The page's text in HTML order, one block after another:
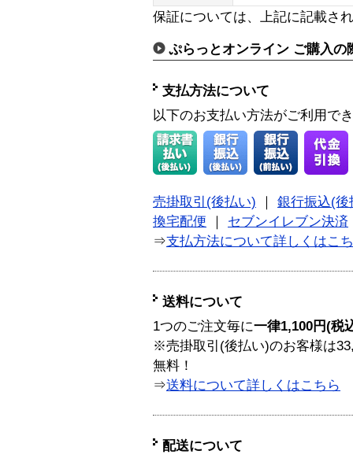
保証については、上記に記載さ
ぷらっとオンライン ご購入の
支払方法について
以下のお支払い方法がご利用で
売掛取引(後払い)
銀行振込(後
換宅配便
セブンイレブン決済
⇒支払方法について詳しくはこ
送料について
1つのご注文毎に一律1,100円(税
※売掛取引(後払い)のお客様は
無料！
⇒送料について詳しくはこちら
配送について